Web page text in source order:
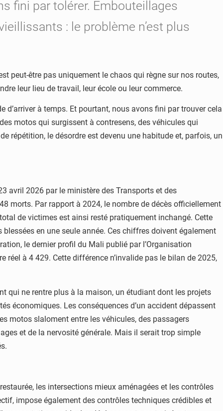
fini par tolérer. Embouteillages
: le problème n’est plus
peut-être pas uniquement le chaos qui règne sur nos routes,
leur lieu de travail, leur école ou leur commerce.
d’arriver à temps. Et pourtant, nous avons fini par trouver cela
motos qui surgissent à contresens, des véhicules qui
répétition, le désordre est devenu une habitude et, parfois, un
avril 2026 par le ministère des Transports et des
morts. Par rapport à 2024, le nombre de décès officiellement
de victimes est ainsi resté pratiquement inchangé. Cette
en une seule année. Ces chiffres doivent également
le dernier profil du Mali publié par l’Organisation
à 4 429. Cette différence n’invalide pas le bilan de 2025,
qui ne rentre plus à la maison, un étudiant dont les projets
économiques. Les conséquences d’un accident dépassent
motos slaloment entre les véhicules, des passagers
et de la nervosité générale. Mais il serait trop simple
les intersections mieux aménagées et les contrôles
impose également des contrôles techniques crédibles et